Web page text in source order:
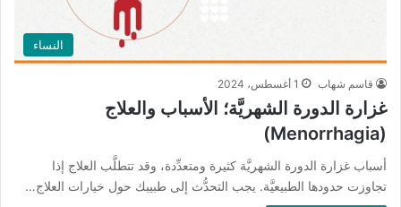
النساء
قاسم شهاب 1 أغسطس، 2024
غزارة الدورة الشهريَّة؛ الأسباب والعلاج
(Menorrhagia)
أسباب غزارة الدورة الشهريَّة كثيرة ومتعدِّدة، وقد تتطلَّب العلاج إذا
تجاوزت حدودها الطبيعيَّة. يجب التحدُّث إلى طبيبك حول خيارات العلاج…